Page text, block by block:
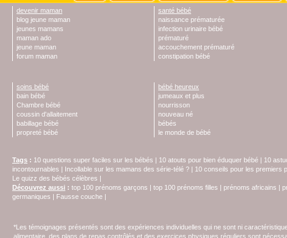
devenir maman
blog jeune maman
jeunes mamans
maman ado
jeune maman
forum maman
santé bébé
naissance prématurée
infection urinaire bébé
prématuré
accouchement prématuré
constipation bébé
soins bébé
bain bébé
Chambre bébé
coussin d'allaitement
babillage bébé
propreté bébé
bébé heureux
jumeaux et plus
nourrisson
nouveau né
bébés
le monde de bébé
Tags : 10 questions super faciles sur les bébés | 10 atouts pour bien éduquer bébé | 10
incontournables | Incollable sur les mamans des série-télé ? | 10 conseils pour les premiers
Le quizz des bébés célèbres |
Découvrez aussi : top 100 prénoms garçons | top 100 prénoms filles | prénoms africains |
germaniques | Fausse couche |
*Les témoignages présentés sont des expériences individuelles qui ne sont ni
alimentaire, des plans de repas contrôlés et des exercices physiques réguliers sont